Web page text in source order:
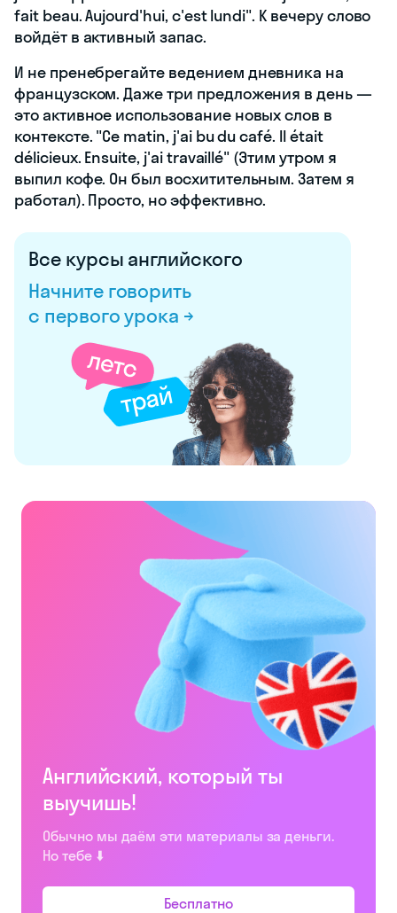
fait beau. Aujourd'hui, c'est lundi". К вечеру слово
войдёт в активный запас.
И не пренебрегайте ведением дневника на
французском. Даже три предложения в день —
это активное использование новых слов в
контексте. "Ce matin, j'ai bu du café. Il était
délicieux. Ensuite, j'ai travaillé" (Этим утром я
выпил кофе. Он был восхитительным. Затем я
работал). Просто, но эффективно.
Все курсы английского
Начните говорить
с первого урока →
Английский, который ты
выучишь!
Обычно мы даём эти материалы за деньги.
Но тебе ⬇️
Бесплатно